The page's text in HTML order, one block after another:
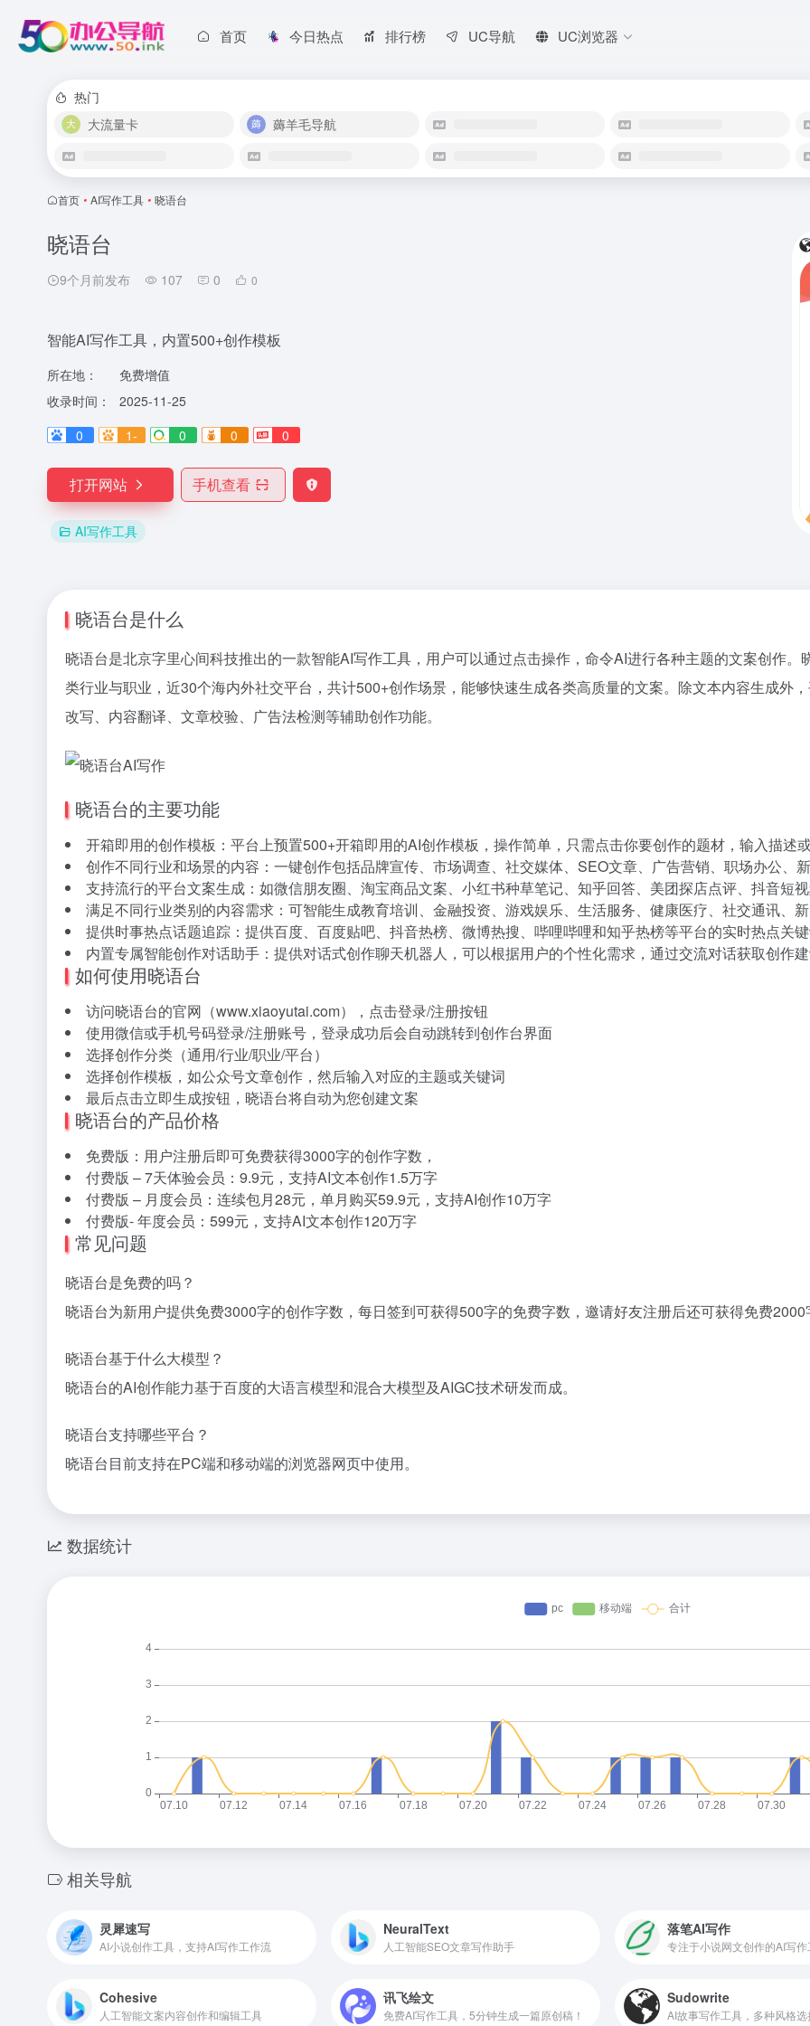
首页 今日热点 排行榜 UC导航 UC浏览器
热门
大流量卡
薅羊毛导航
首页 • AI写作工具 • 晓语台
晓语台
9个月前发布 107 0 0
智能AI写作工具，内置500+创作模板
所在地：
免费增值
收录时间：
2025-11-25
0
1- 0 0 0
打开网站 手机查看
AI写作工具
晓语台是什么
晓语台是北京字里心间科技推出的一款智能AI写作工具，用户可以通过点击操作，命令AI进行各种主题的文案创作
类行业与职业，近30个海内外社交平台，共计500+创作场景，能够快速生成各类高质量的文案。除文本内容生成外
改写、内容翻译、文章校验、广告法检测等辅助创作功能。
晓语台的主要功能
开箱即用的创作模板：平台上预置500+开箱即用的AI创作模板，操作简单，只需点击你要创作的题材，输入描述
创作不同行业和场景的内容：一键创作包括品牌宣传、市场调查、社交媒体、SEO文章、广告营销、职场办公、
支持流行的平台文案生成：如微信朋友圈、淘宝商品文案、小红书种草笔记、知乎回答、美团探店点评、抖音短
满足不同行业类别的内容需求：可智能生成教育培训、金融投资、游戏娱乐、生活服务、健康医疗、社交通讯、
提供时事热点话题追踪：提供百度、百度贴吧、抖音热榜、微博热搜、哔哩哔哩和知乎热榜等平台的实时热点关
内置专属智能创作对话助手：提供对话式创作聊天机器人，可以根据用户的个性化需求，通过交流对话获取创作
如何使用晓语台
访问晓语台的官网（www.xiaoyutai.com），点击登录/注册按钮
使用微信或手机号码登录/注册账号，登录成功后会自动跳转到创作台界面
选择创作分类（通用/行业/职业/平台）
选择创作模板，如公众号文章创作，然后输入对应的主题或关键词
最后点击立即生成按钮，晓语台将自动为您创建文案
晓语台的产品价格
免费版：用户注册后即可免费获得3000字的创作字数，
付费版 – 7天体验会员：9.9元，支持AI文本创作1.5万字
付费版 – 月度会员：连续包月28元，单月购买59.9元，支持AI创作10万字
付费版- 年度会员：599元，支持AI文本创作120万字
常见问题
晓语台是免费的吗？
晓语台为新用户提供免费3000字的创作字数，每日签到可获得500字的免费字数，邀请好友注册后还可获得免费2000
晓语台基于什么大模型？
晓语台的AI创作能力基于百度的大语言模型和混合大模型及AIGC技术研发而成。
晓语台支持哪些平台？
晓语台目前支持在PC端和移动端的浏览器网页中使用。
数据统计
相关导航
灵犀速写
AI小说创作工具，支持AI写作工作流
NeuralText
人工智能SEO文章写作助手
落笔AI写作
专注于小说网文创作的AI写作
Cohesive
人工智能文案内容创作和编辑工具
讯飞绘文
免费AI写作工具，5分钟生成一篇原创稿！
Sudowrite
AI故事写作工具，多种风格选